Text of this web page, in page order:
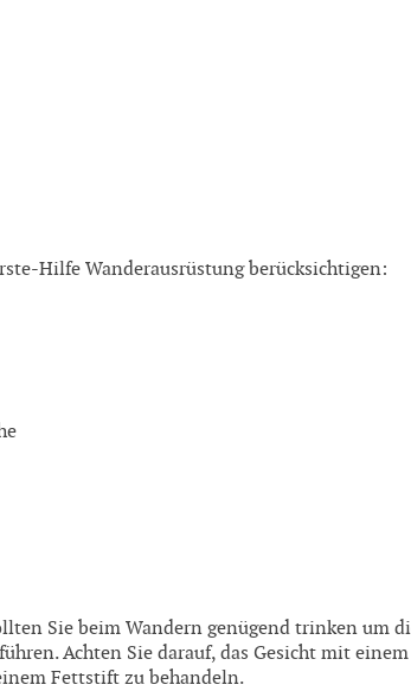
Hilfe Wanderausrüstung berücksichtigen:
Sie beim Wandern genügend trinken um
Achten Sie darauf, das Gesicht mit
Fettstift zu behandeln.